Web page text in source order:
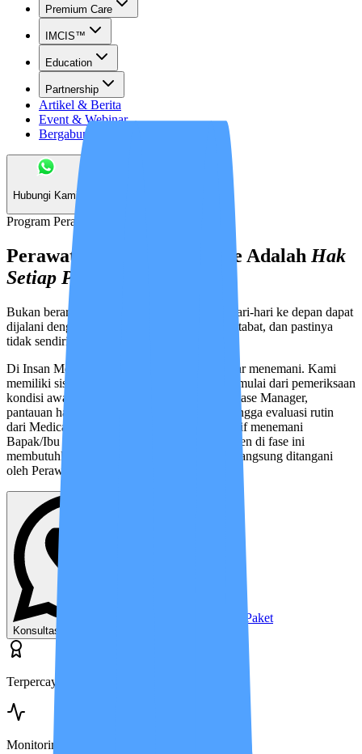
Premium Care
IMCIS™
Education
Partnership
Artikel & Berita
Event & Webinar
Bergabung Menjadi Mitra
Hubungi Kami
Program Perawatan Paliatif / Hospice
Perawatan paliatif / Hospice Adalah Hak
Setiap Pasien
Bukan berarti menyerah, tetapi memastikan hari-hari ke depan dapat
dijalani dengan lebih nyaman, tenang, bermartabat, dan pastinya
tidak sendirian.
Di Insan Medika, kami hadir lebih dari sekadar menemani. Kami
memiliki sistem perawatan yang terstruktur—mulai dari pemeriksaan
kondisi awal, menyusun Care Plan bersama Case Manager,
pantauan harian melalui aplikasi IMCIS™, hingga evaluasi rutin
dari Medical Advisor. Semua tim bergerak aktif menemani
Bapak/Ibu setiap hari. Mengingat kondisi pasien di fase ini
membutuhkan perhatian khusus, program ini langsung ditangani
oleh Perawat bersertifikat (STR).
Konsultasi Gratis Sekarang
Lihat Harga & Paket
Terpercaya Sejak 2013
Monitoring Harian via IMCIS™